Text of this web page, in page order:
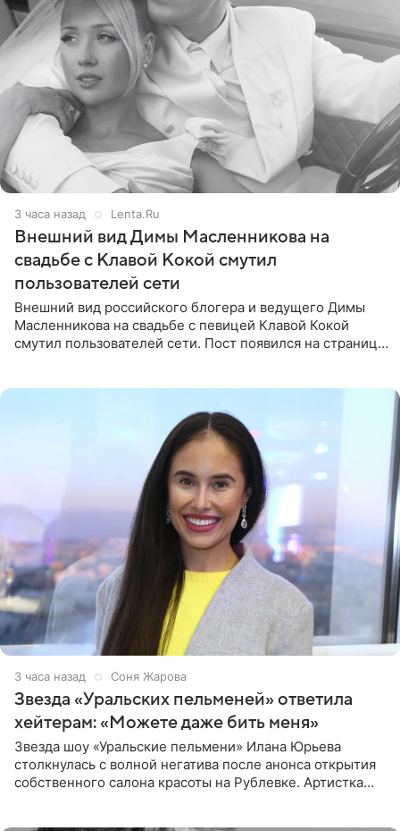
3 часа назад Lenta.Ru
Внешний вид Димы Масленникова на
свадьбе с Клавой Кокой смутил
пользователей сети
Внешний вид российского блогера и ведущего Димы
Масленникова на свадьбе с певицей Клавой Кокой
смутил пользователей сети. Пост появился на странице
3 часа назад Соня Жарова
Звезда «Уральских пельменей» ответила
хейтерам: «Можете даже бить меня»
Звезда шоу «Уральские пельмени» Илана Юрьева
столкнулась с волной негатива после анонса открытия
собственного салона красоты на Рублевке. Артистка